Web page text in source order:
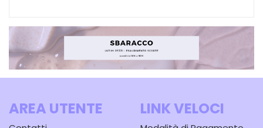
AREA UTENTE LINK VELOCI